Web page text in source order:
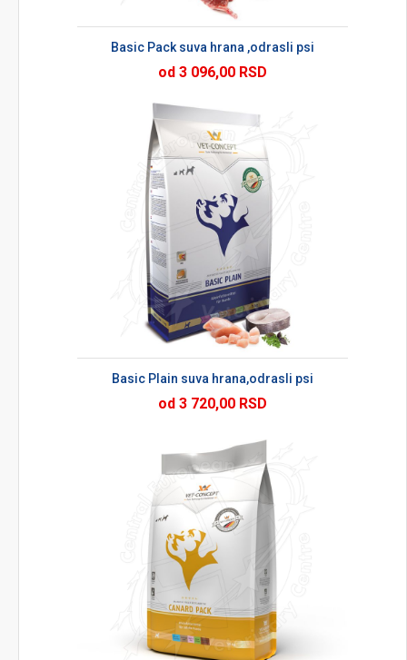
Basic Pack suva hrana ,odrasli psi
od 3 096,00 RSD
Basic Plain suva hrana,odrasli psi
od 3 720,00 RSD